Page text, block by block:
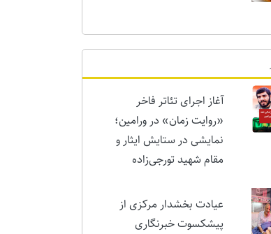
ورامین
آغاز اجرای تئاتر فاخر
«روایت زمان» در ورامین؛
مقام شهید تورجی‌زاده